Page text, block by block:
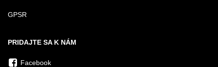
GPSR
PRIDAJTE SA K NÁM
Facebook